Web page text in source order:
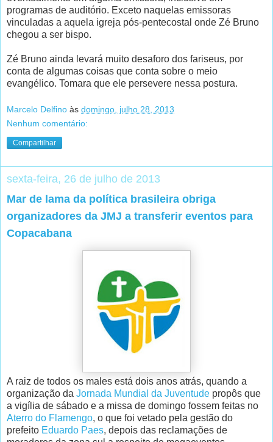
programas de auditório. Exceto naquelas emissoras
vinculadas a aquela igreja pós-pentecostal onde Zé Bruno
chegou a ser bispo.
Zé Bruno ainda levará muito desaforo dos fariseus, por
conta de algumas coisas que conta sobre o meio
evangélico. Tomara que ele persevere nessa postura.
Marcelo Delfino às domingo, julho 28, 2013
Nenhum comentário:
Compartilhar
sexta-feira, 26 de julho de 2013
Mar de lama da política brasileira obriga
organizadores da JMJ a transferir eventos para
Copacabana
A raiz de todos os males está dois anos atrás, quando a
organização da Jornada Mundial da Juventude propôs que
a vigília de sábado e a missa de domingo fossem feitas no
Aterro do Flamengo, o que foi vetado pela gestão do
prefeito Eduardo Paes, depois das reclamações de